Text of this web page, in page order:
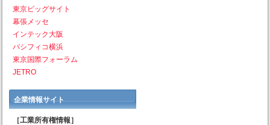
東京ビッグサイト
幕張メッセ
インテック大阪
パシフィコ横浜
東京国際フォーラム
JETRO
企業情報サイト
［工業所有権情報］